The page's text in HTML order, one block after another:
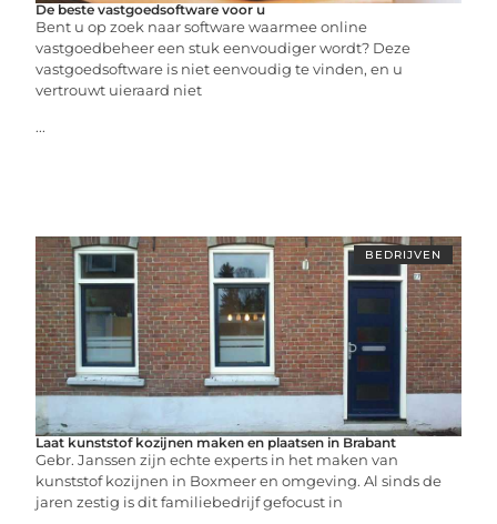
De beste vastgoedsoftware voor u
Bent u op zoek naar software waarmee online
vastgoedbeheer een stuk eenvoudiger wordt? Deze
vastgoedsoftware is niet eenvoudig te vinden, en u
vertrouwt uieraard niet
...
BEDRIJVEN
Laat kunststof kozijnen maken en plaatsen in Brabant
Gebr. Janssen zijn echte experts in het maken van
kunststof kozijnen in Boxmeer en omgeving. Al sinds de
jaren zestig is dit familiebedrijf gefocust in